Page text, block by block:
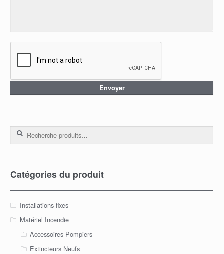
Recherche pour :
Catégories du produit
Installations fixes
Matériel Incendie
Accessoires Pompiers
Extincteurs Neufs